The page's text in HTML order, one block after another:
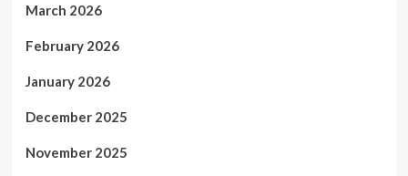
March 2026
February 2026
January 2026
December 2025
November 2025